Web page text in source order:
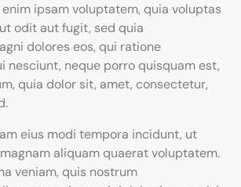
ipsam voluptatem, quia voluptas
odit aut fugit, sed quia
dolores eos, qui ratione
nesciunt, neque porro quisquam est,
quia dolor sit, amet, consectetur,
eius modi tempora incidunt, ut
aliquam quaerat voluptatem.
veniam, quis nostrum